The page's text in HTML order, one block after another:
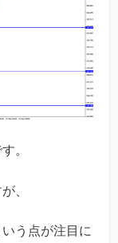
。
、
う点が注目に